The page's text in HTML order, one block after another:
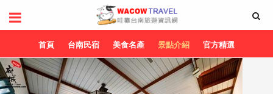
首頁 台南民宿 美食名產 景點介紹 官方精選